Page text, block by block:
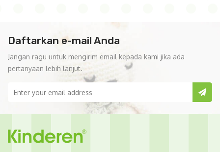
Daftarkan e-mail Anda
Jangan ragu untuk mengirim email kepada kami jika ada
pertanyaan lebih lanjut.